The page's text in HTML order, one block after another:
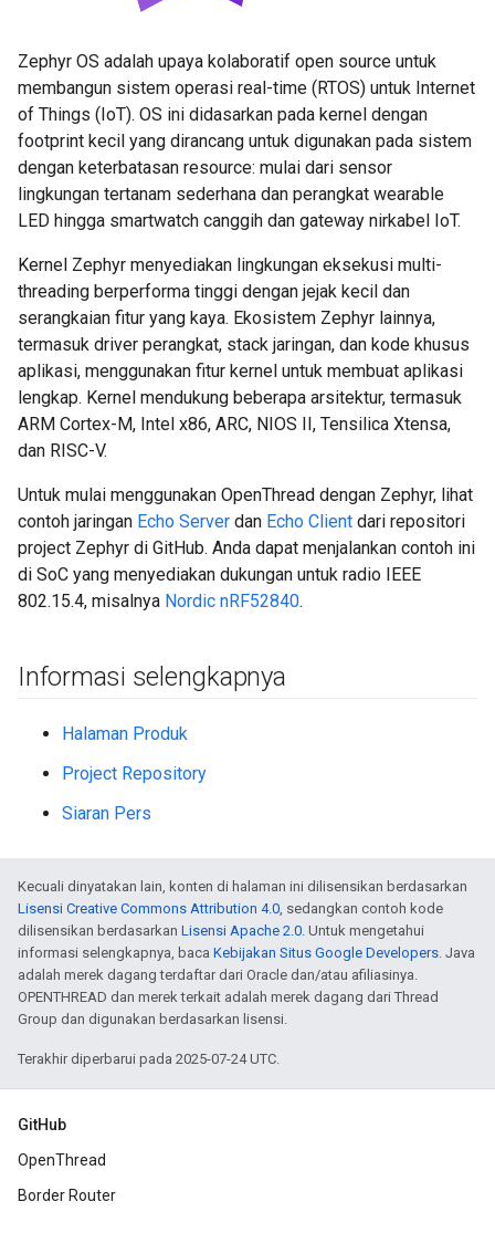
Zephyr OS adalah upaya kolaboratif open source untuk
membangun sistem operasi real-time (RTOS) untuk Internet
of Things (IoT). OS ini didasarkan pada kernel dengan
footprint kecil yang dirancang untuk digunakan pada sistem
dengan keterbatasan resource: mulai dari sensor
lingkungan tertanam sederhana dan perangkat wearable
LED hingga smartwatch canggih dan gateway nirkabel IoT.
Kernel Zephyr menyediakan lingkungan eksekusi multi-
threading berperforma tinggi dengan jejak kecil dan
serangkaian fitur yang kaya. Ekosistem Zephyr lainnya,
termasuk driver perangkat, stack jaringan, dan kode khusus
aplikasi, menggunakan fitur kernel untuk membuat aplikasi
lengkap. Kernel mendukung beberapa arsitektur, termasuk
ARM Cortex-M, Intel x86, ARC, NIOS II, Tensilica Xtensa,
dan RISC-V.
Untuk mulai menggunakan OpenThread dengan Zephyr, lihat
contoh jaringan Echo Server dan Echo Client dari repositori
project Zephyr di GitHub. Anda dapat menjalankan contoh ini
di SoC yang menyediakan dukungan untuk radio IEEE
802.15.4, misalnya Nordic nRF52840.
Informasi selengkapnya
Halaman Produk
Project Repository
Siaran Pers
Kecuali dinyatakan lain, konten di halaman ini dilisensikan berdasarkan
Lisensi Creative Commons Attribution 4.0, sedangkan contoh kode
dilisensikan berdasarkan Lisensi Apache 2.0. Untuk mengetahui
informasi selengkapnya, baca Kebijakan Situs Google Developers. Java
adalah merek dagang terdaftar dari Oracle dan/atau afiliasinya.
OPENTHREAD dan merek terkait adalah merek dagang dari Thread
Group dan digunakan berdasarkan lisensi.
Terakhir diperbarui pada 2025-07-24 UTC.
GitHub
OpenThread
Border Router